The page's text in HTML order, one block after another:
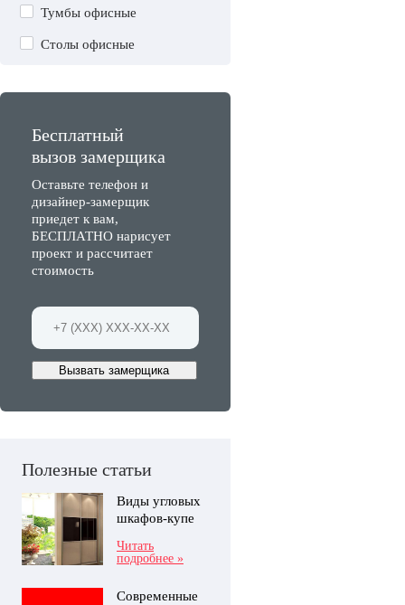
Тумбы офисные
Столы офисные
Бесплатный
вызов замерщика
Оставьте телефон и
дизайнер-замерщик
приедет к вам,
БЕСПЛАТНО нарисует
проект и рассчитает
стоимость
Вызвать замерщика
Полезные статьи
Виды угловых
шкафов-купе
Читать
подробнее »
Современные